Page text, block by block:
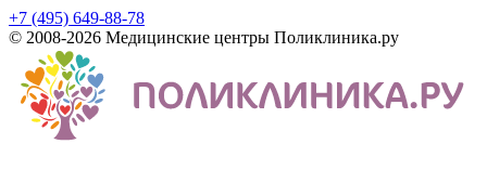
+7 (495) 649-88-78
© 2008-2026 Медицинские центры Поликлиника.ру